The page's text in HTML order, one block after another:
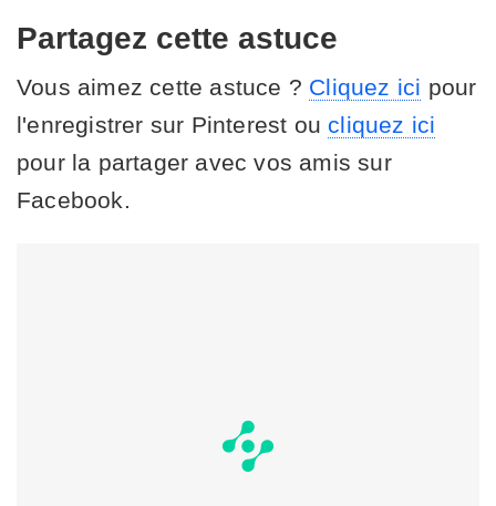
Partagez cette astuce
Vous aimez cette astuce ? Cliquez ici pour
l'enregistrer sur Pinterest ou cliquez ici
pour la partager avec vos amis sur
Facebook.